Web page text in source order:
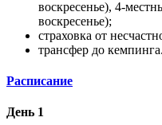
воскресенье), 4-
воскресенье);
страховка от
трансфер до кемпинга.
Расписание
День 1